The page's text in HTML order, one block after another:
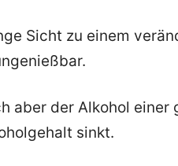
Sicht zu einem
aber der Alkohol einer
sinkt.